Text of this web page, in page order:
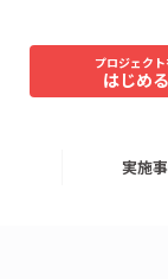
プロジェクト
はじめる
実施